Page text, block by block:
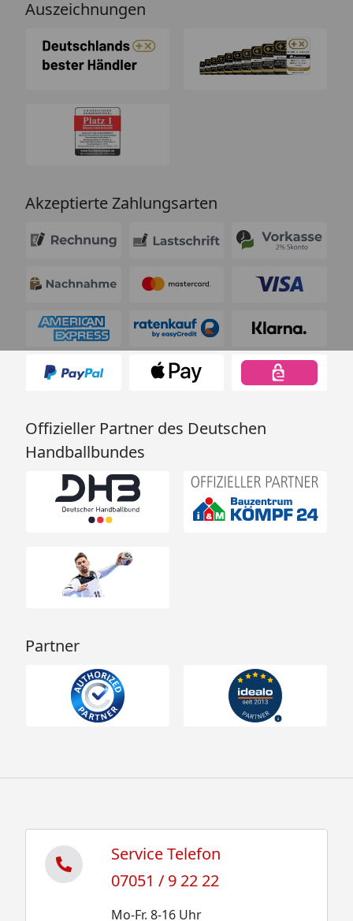
Auszeichnungen
Akzeptierte Zahlungsarten
Offizieller Partner des Deutschen
Handballbundes
Partner
Service Telefon
07051 / 9 22 22
Mo-Fr. 8-16 Uhr